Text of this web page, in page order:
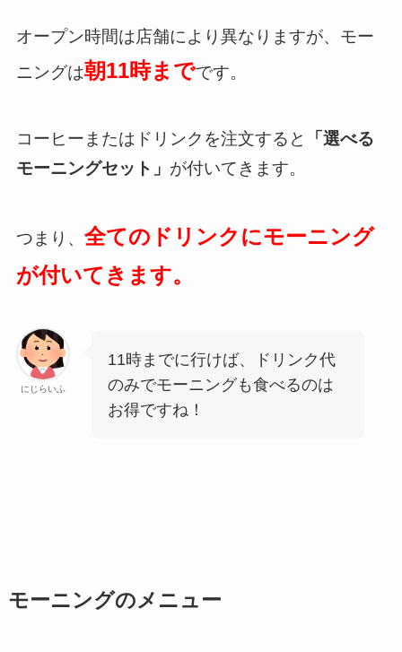
オープン時間は店舗により異なりますが、モー
ニングは朝11時までです。
コーヒーまたはドリンクを注文すると
「選べる
モーニングセット」 が付いてきます。
つまり、 全てのドリンクにモーニング
が付いてきます。
にじらいふ
11時までに行けば、ドリンク代
のみでモーニングも食べるのは
お得ですね！
モーニングのメニュー